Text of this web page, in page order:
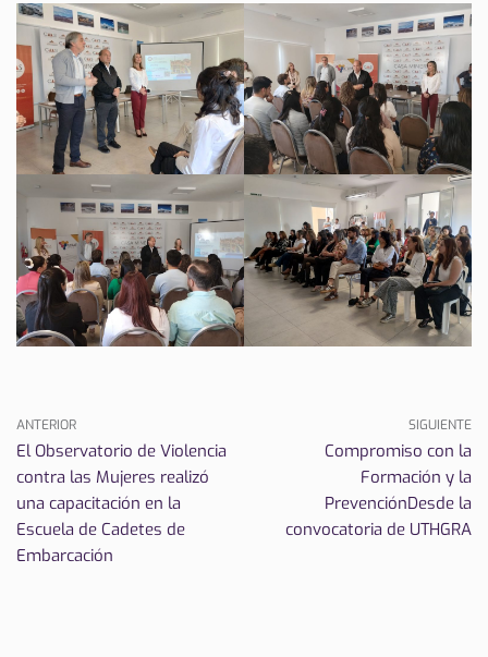
ANTERIOR
El Observatorio de Violencia
contra las Mujeres realizó
una capacitación en la
Escuela de Cadetes de
Embarcación
SIGUIENTE
Compromiso con la
Formación y la
PrevenciónDesde la
convocatoria de UTHGRA